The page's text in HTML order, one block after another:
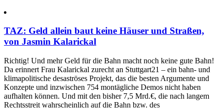
TAZ: Geld allein baut keine Häuser und Straßen,
von Jasmin Kalarickal
Richtig! Und mehr Geld für die Bahn macht noch keine gute Bahn!
Da erinnert Frau Kalarickal zurecht an Stuttgart21 – ein bahn- und
klimapolitische desaströses Projekt, das die besten Argumente und
Konzepte und inzwischen 754 montägliche Demos nicht haben
aufhalten können. Und mit den bisher 7,5 Mrd.€, die nach langem
Rechtsstreit wahrscheinlich auf die Bahn bzw. des